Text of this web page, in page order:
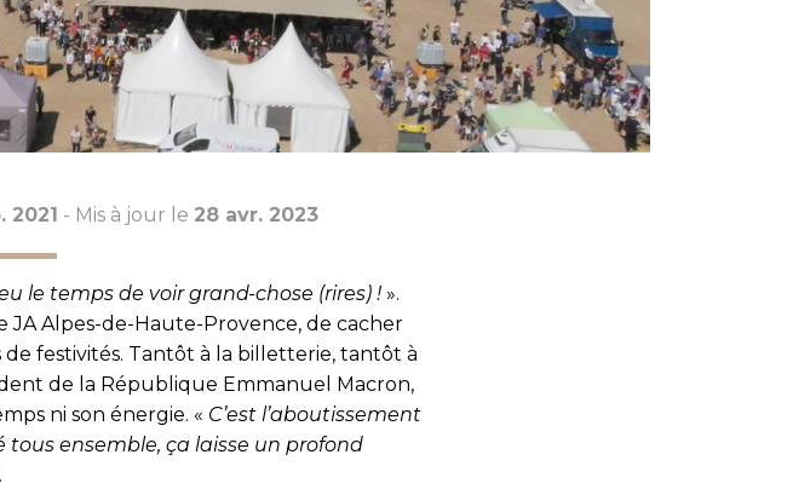
2021 - Mis à jour le 28 avr. 2023
le temps de voir grand-chose (rires) ! ».
JA Alpes-de-Haute-Provence, de cacher
festivités. Tantôt à la billetterie, tantôt à
de la République Emmanuel Macron,
ni son énergie. « C’est l’aboutissement
tous ensemble, ça laisse un profond